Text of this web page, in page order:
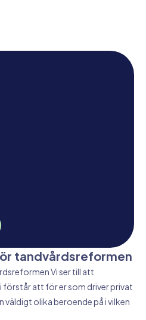
tandvårdsreformen
Vi ser till att
att för er som driver privat
väldigt olika beroende på i vilken